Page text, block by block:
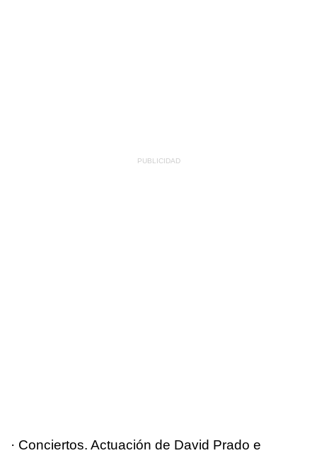
· Conciertos. Actuación de David Prado e